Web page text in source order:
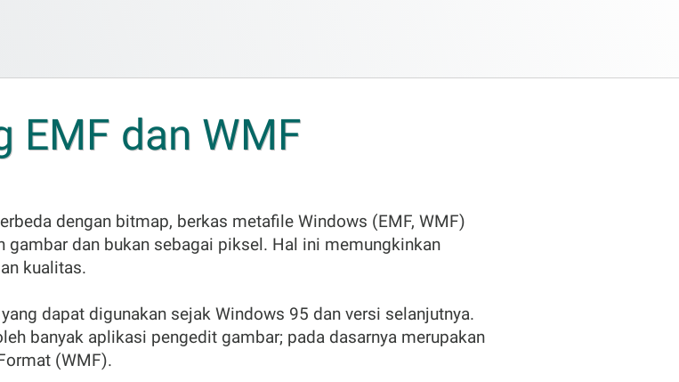
EMF dan WMF
dengan bitmap, berkas metafile Windows (EMF, WMF)
dan bukan sebagai piksel. Hal ini memungkinkan
kualitas.
dapat digunakan sejak Windows 95 dan versi selanjutnya.
banyak aplikasi pengedit gambar; pada dasarnya merupakan
(WMF).